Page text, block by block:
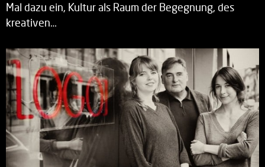
Mal dazu ein, Kultur als Raum der Begegnung, des
kreativen…